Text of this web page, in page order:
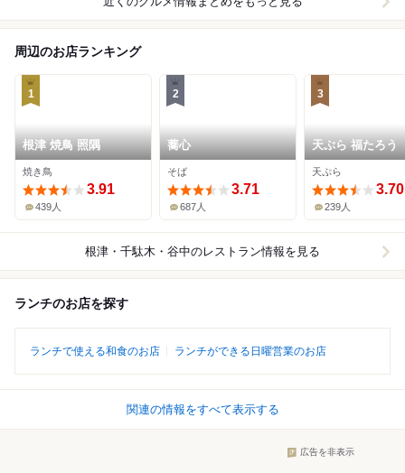
周辺のお店ランキング
1
根津 焼鳥 照隅
焼き鳥
3.91
439人
2
蕎心
そば
3.71
687人
3
天ぷら 福たろう
天ぷら
3.70
239人
根津・千駄木・谷中のレストラン情報を見る
ランチのお店を探す
ランチで使える和食のお店 ランチができる日曜営業のお店
関連の情報をすべて表示する
広告を非表示